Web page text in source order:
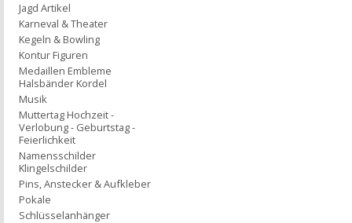
Jagd Artikel
Karneval & Theater
Kegeln & Bowling
Kontur Figuren
Medaillen Embleme
Halsbänder Kordel
Musik
Muttertag Hochzeit -
Verlobung - Geburtstag -
Feierlichkeit
Namensschilder
Klingelschilder
Pins, Anstecker & Aufkleber
Pokale
Schlüsselanhänger